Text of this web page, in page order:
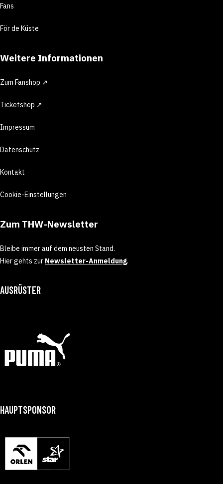
Fans
För de Küste
Weitere Informationen
Zum Fanshop ↗
Ticketshop ↗
Impressum
Datenschutz
Kontakt
Cookie-Einstellungen
Zum THW-Newsletter
Bleibe immer auf dem neusten Stand.
Hier gehts zur Newsletter-Anmeldung.
AUSRÜSTER
HAUPTSPONSOR